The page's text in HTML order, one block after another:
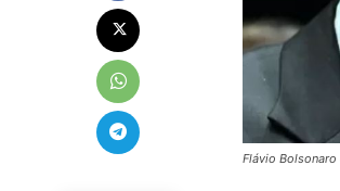
Flávio Bolsonaro